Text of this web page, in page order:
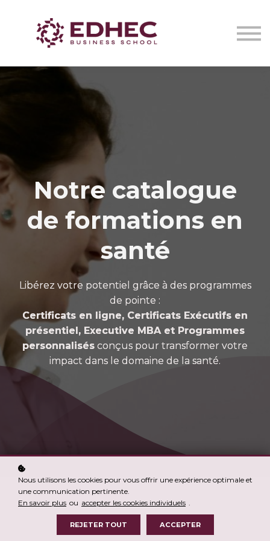
IA EN ONCOLOGIE STRATEGY LAB
NOUS CONTACTER
Notre catalogue
de formations en
santé
Libérez votre potentiel grâce à des programmes
de pointe :
Certificats en ligne, Certificats Exécutifs en
présentiel, Executive MBA et Programmes
personnalisés conçus pour transformer votre
impact dans le domaine de la santé.
Nous utilisons les cookies pour vous offrir une expérience optimale et
une communication pertinente.
En savoir plus ou accepter les cookies individuels .
REJETER TOUT ACCEPTER